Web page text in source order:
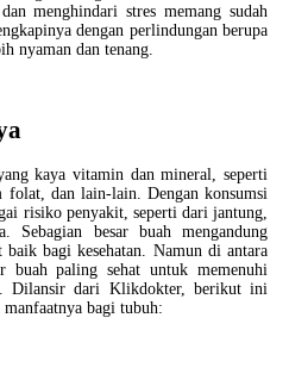
menghindari stres memang sudah
dengan perlindungan berupa
nyaman dan tenang.
kaya vitamin dan mineral, seperti
folat, dan lain-lain. Dengan konsumsi
risiko penyakit, seperti dari jantung,
besar buah mengandung
bagi kesehatan. Namun di antara
buah paling sehat untuk memenuhi
Dilansir dari Klikdokter, berikut ini
manfaatnya bagi tubuh: